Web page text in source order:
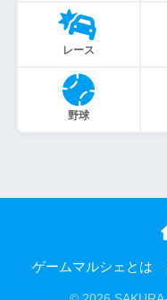
レース
野球
ゲームマルシェとは